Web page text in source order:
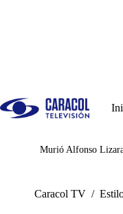
Juegos
Murió Alfonso
Caracol TV /